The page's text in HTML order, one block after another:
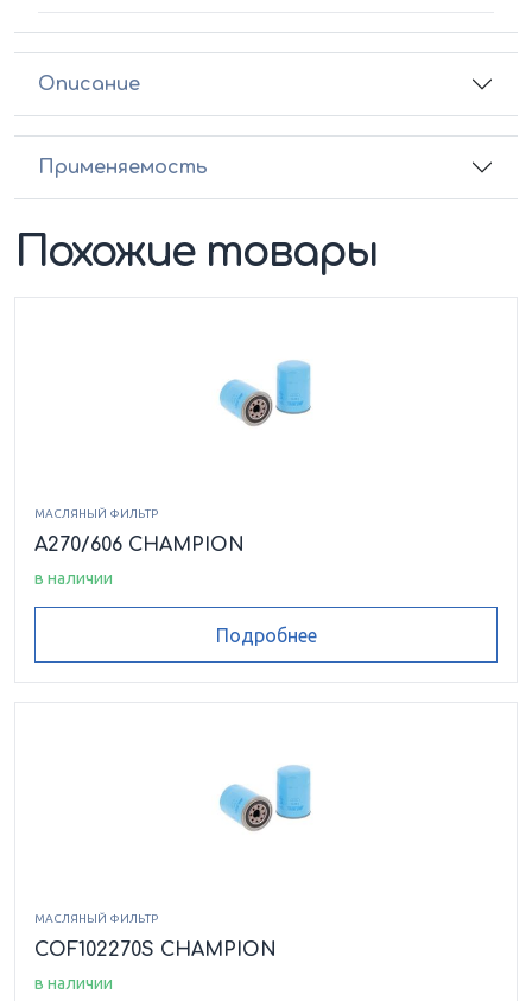
Описание
Применяемость
Похожие товары
МАСЛЯНЫЙ ФИЛЬТР
A270/606 CHAMPION
в наличии
Подробнее
МАСЛЯНЫЙ ФИЛЬТР
COF102270S CHAMPION
в наличии